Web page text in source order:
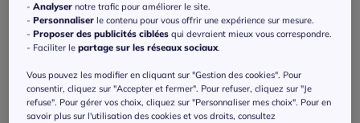
Exclu web
Robe de soirée légèrement cintré
199€
Sheego
-Analyser notre trafic pour améliorer le site.
-Personnaliser le contenu pour vous offrir une expérience sur mesure.
-Proposer des publicités ciblées qui devraient mieux vous correspondre.
- Faciliter lepartage sur les réseaux sociaux.
Vous pouvez les modifier en cliquant sur "Gestion des cookies". Pour
consentir, cliquez sur "Accepter et fermer". Pour refuser, cliquez sur "Je
refuse". Pour gérer vos choix, cliquez sur "Personnaliser mes choix". Pour en
savoir plus sur l'utilisation des cookies et vos droits, consultez